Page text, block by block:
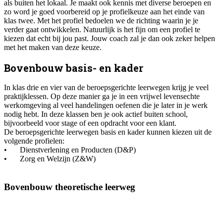
als buiten het lokaal. Je maakt ook kennis met diverse beroepen en
zo word je goed voorbereid op je profielkeuze aan het einde van
klas twee. Met het profiel bedoelen we de richting waarin je je
verder gaat ontwikkelen. Natuurlijk is het fijn om een profiel te
kiezen dat echt bij jou past. Jouw coach zal je dan ook zeker helpen
met het maken van deze keuze.
Bovenbouw basis- en kader
In klas drie en vier van de beroepsgerichte leerwegen krijg je veel
praktijklessen. Op deze manier ga je in een vrijwel levensechte
werkomgeving al veel handelingen oefenen die je later in je werk
nodig hebt. In deze klassen ben je ook actief buiten school,
bijvoorbeeld voor stage of een opdracht voor een klant.
De beroepsgerichte leerwegen basis en kader kunnen kiezen uit de
volgende profielen:
•
Dienstverlening en Producten (D&P)
•
Zorg en Welzijn (Z&W)
Bovenbouw theoretische leerweg